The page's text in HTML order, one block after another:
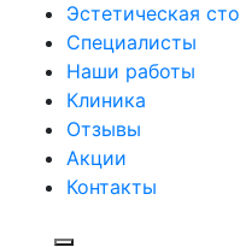
Эстетическая
Специалисты
Наши работы
Клиника
Отзывы
Акции
Контакты